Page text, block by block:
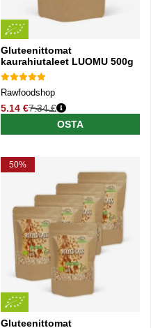
Gluteenittomat
kaurahiutaleet LUOMU 500g
Rawfoodshop
5.14 €
Normaali hinta
7.34 €
OSTA
50%
Gluteenittomat